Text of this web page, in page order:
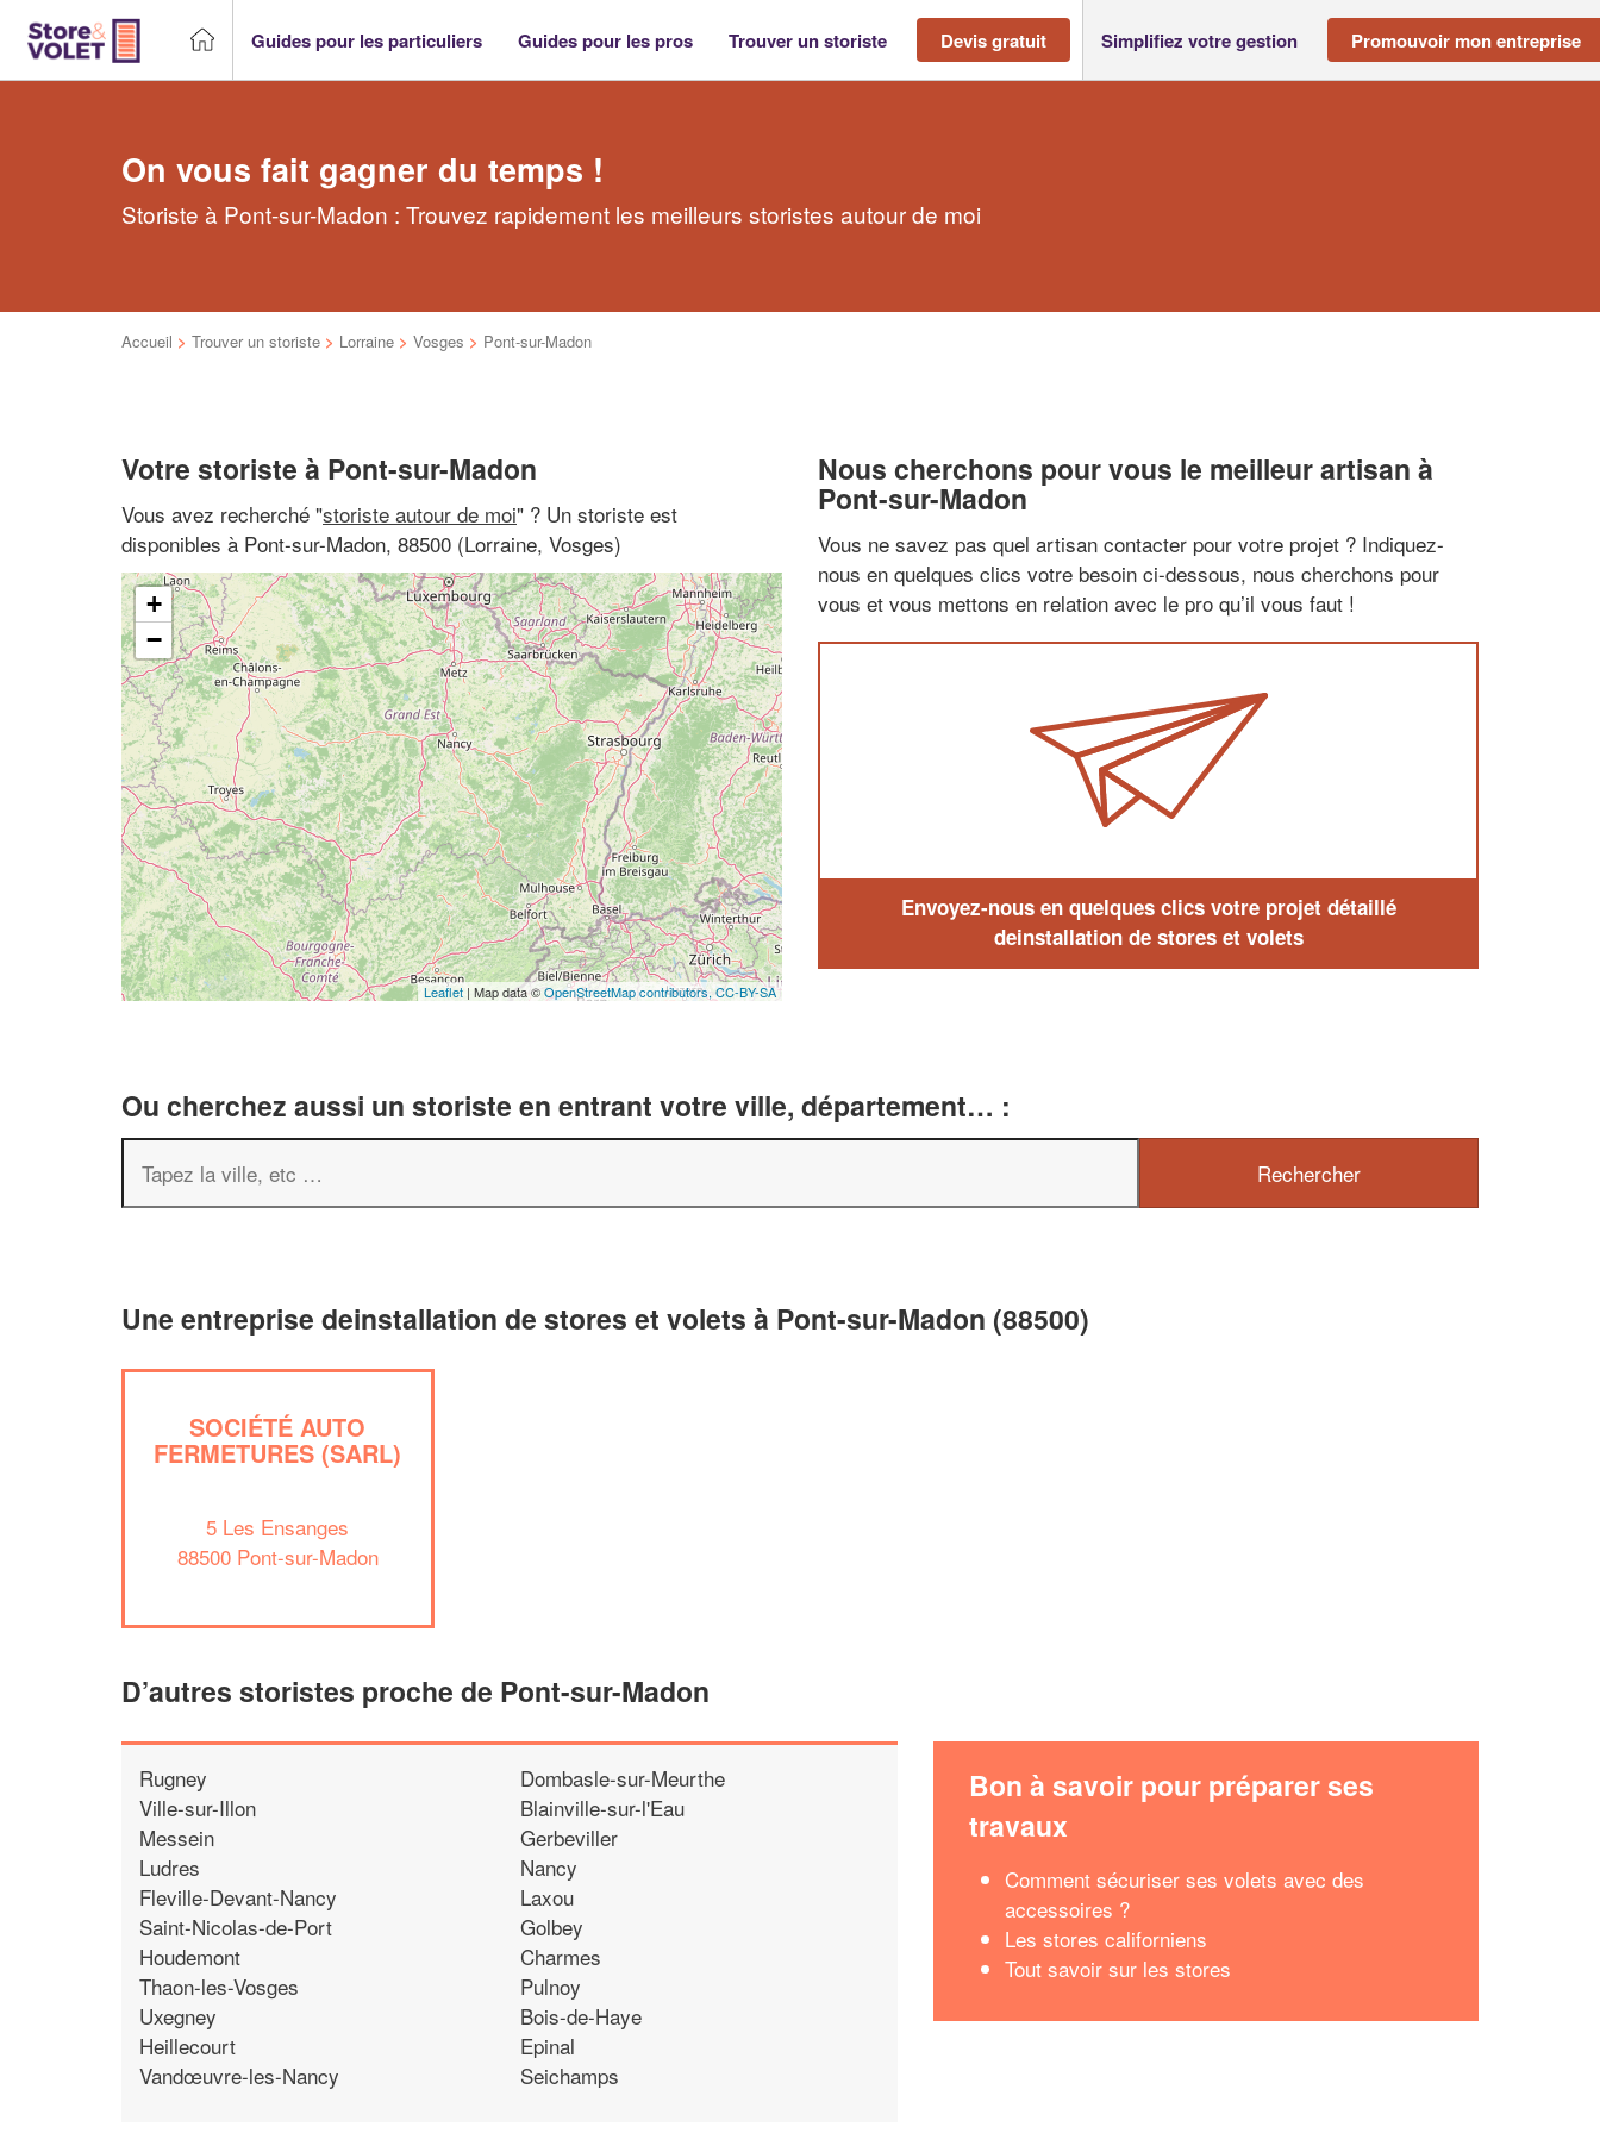
Guides pour les particuliers Guides pour les pros Trouver un storiste Devis gratuit Simplifiez votre gestion Promouvoir mon entreprise
On vous fait gagner du temps !
Storiste à Pont-sur-Madon : Trouvez rapidement les meilleurs storistes autour de moi
Accueil > Trouver un storiste > Lorraine > Vosges > Pont-sur-Madon
Votre storiste à Pont-sur-Madon
Vous avez recherché "storiste autour de moi" ? Un storiste est
disponibles à Pont-sur-Madon, 88500 (Lorraine, Vosges)
+
−
Leaflet | Map data ©OpenStreetMap contributors, CC-BY-SA
Nous cherchons pour vous le meilleur artisan à
Pont-sur-Madon
Vous ne savez pas quel artisan contacter pour votre projet ? Indiquez-
nous en quelques clics votre besoin ci-dessous, nous cherchons pour
vous et vous mettons en relation avec le pro qu’il vous faut !
Envoyez-nous en quelques clics votre projet détaillé
deinstallation de stores et volets
Ou cherchez aussi un storiste en entrant votre ville, département… :
Une entreprise deinstallation de stores et volets à Pont-sur-Madon (88500)
SOCIÉTÉ AUTO
FERMETURES (SARL)
5 Les Ensanges
88500 Pont-sur-Madon
D’autres storistes proche de Pont-sur-Madon
Rugney
Ville-sur-Illon
Messein
Ludres
Fleville-Devant-Nancy
Saint-Nicolas-de-Port
Houdemont
Thaon-les-Vosges
Uxegney
Heillecourt
Vandœuvre-les-Nancy
Dombasle-sur-Meurthe
Blainville-sur-l'Eau
Gerbeviller
Nancy
Laxou
Golbey
Charmes
Pulnoy
Bois-de-Haye
Epinal
Seichamps
Bon à savoir pour préparer ses
travaux
Comment sécuriser ses volets avec des
accessoires ?
Les stores californiens
Tout savoir sur les stores
✕
Vous êtes un
professionnel ?